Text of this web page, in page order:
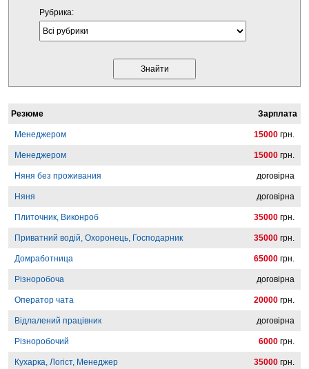
Рубрика:
Резюме Зарплата
Менеджером 15000 грн.
Менеджером 15000 грн.
Няня без проживания договірна
Няня договірна
Плиточник, Виконроб 35000 грн.
Приватний водій, Охоронець, Господарник 35000 грн.
Домработница 65000 грн.
Різноробоча договірна
Оператор чата 20000 грн.
Відлалений працівник договірна
Різноробочий 6000 грн.
Кухарка, Логіст, Менеджер 35000 грн.